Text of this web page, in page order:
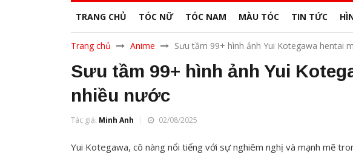
TRANG CHỦ TÓC NỮ TÓC NAM MÀU TÓC TIN TỨC
Trang chủ Anime Sưu tầm 99+ hình ảnh Yui Kotegawa hentai
Sưu tầm 99+ hình ảnh Yui
nhiều nước
Tác giả: Minh Anh 02/08/2025
Yui Kotegawa, cô nàng nổi tiếng với sự nghiêm nghị và mạnh mẽ